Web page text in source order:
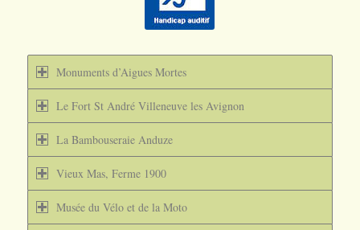
Monuments d’Aigues Mortes
Le Fort St André Villeneuve les Avignon
La Bambouseraie Anduze
Vieux Mas, Ferme 1900
Musée du Vélo et de la Moto